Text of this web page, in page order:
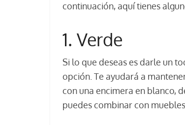
continuación, aquí tienes
1. Verde
Si lo que deseas es darle un
opción. Te ayudará a
con una encimera en blanco,
puedes combinar con